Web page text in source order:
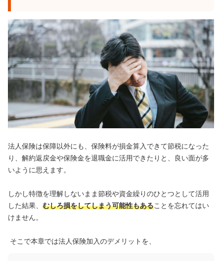
法人保険は保障以外にも、保険料が損金算入できて節税になった
り、解約返戻金や保険金を退職金に活用できたりと、良い面が多
いように思えます。
しかし特徴を理解しないまま節税や資金繰りのひとつとして活用
した結果、 むしろ損をしてしまう可能性もあることを忘れてはい
けません。
そこで本章では法人保険加入のデメリットを、